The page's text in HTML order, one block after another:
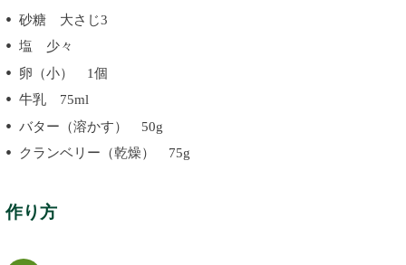
砂糖 大さじ3
塩 少々
卵（小） 1個
牛乳 75ml
バター（溶かす） 50g
クランベリー（乾燥） 75g
作り方